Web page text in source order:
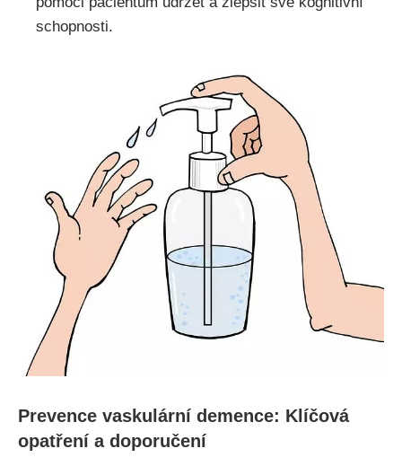
schopnosti.
Prevence vaskulární demence: Klíčová
opatření a doporučení